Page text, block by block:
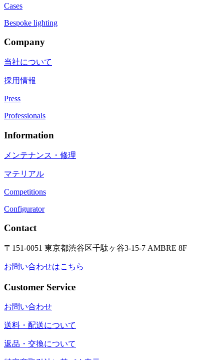
Cases
Bespoke lighting
Company
当社について
採用情報
Press
Professionals
Information
メンテナンス・修理
マテリアル
Competitions
Configurator
Contact
〒151-0051 東京都渋谷区千駄ヶ谷3-15-7 AMBRE 8F
お問い合わせはこちら
Customer Service
お問い合わせ
送料・配送について
返品・交換について